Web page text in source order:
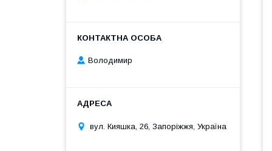
Володимир
вул. Кияшка, 26, Запоріжжя, Україна